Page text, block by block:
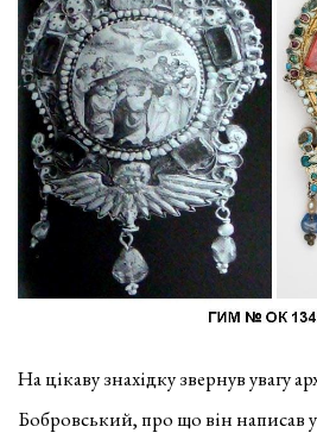
На цікаву знахідку звернув увагу
Бобровський, про що він написав